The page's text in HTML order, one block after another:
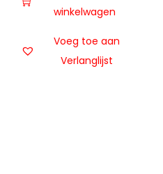
winkelwagen
Voeg toe aan
Verlanglijst